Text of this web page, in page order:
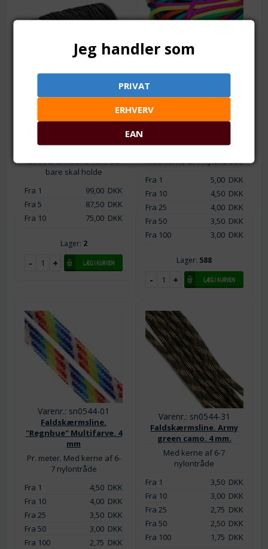
Sort. 2 mm. 40 meter
Ideelt til armbånd m.m. der
bare skal holde
Fra 1
99,00DKK
Fra 5
87,50DKK
Fra 10
75,00DKK
Lager: 2
Fluorescerende. Neon
Med kerne af 7 nylontråde
Fra 1
5,00DKK
Fra 10
4,50DKK
Fra 25
4,00DKK
Fra 50
3,50DKK
Fra 100
3,00DKK
Lager: 588
Varenr.: sn0544-01
Faldskærmsline.
"Regnbue" Multifarve. 4
mm
Pr. meter. Med kerne af 6-
7 nylontråde
Fra 1
4,50DKK
Fra 10
4,00DKK
Fra 25
3,50DKK
Fra 50
3,00DKK
Fra 100
2,75 DKK
Varenr.: sn0544-31
Faldskærmsline. Army
green camo. 4 mm.
Med kerne af 6-7
nylontråde
Fra 1
3,50DKK
Fra 10
3,00DKK
Fra 25
2,75 DKK
Fra 50
2,50DKK
Fra 100
1,75 DKK
Jeg handler som
PRIVAT
ERHVERV
EAN